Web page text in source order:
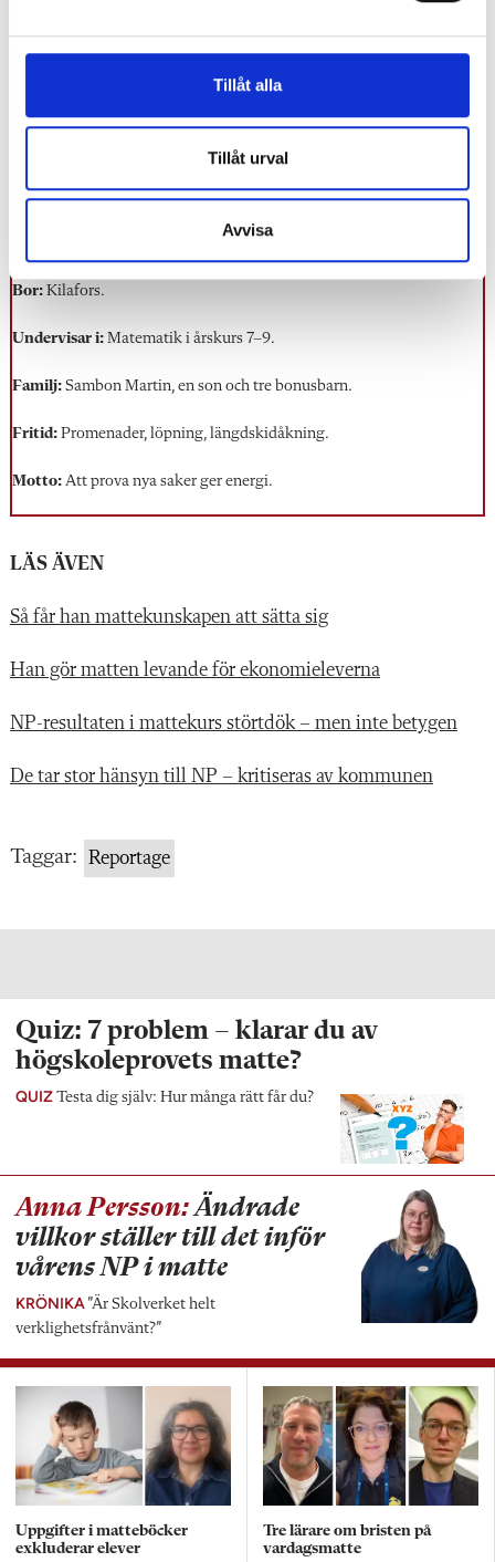
Tillåt alla
Tillåt urval
Avvisa
bedömning – strategier och praktiska tekniker”.
Ewa Färnstrand
Bor: Kilafors.
Undervisar i: Matematik i årskurs 7–9.
Familj: Sambon Martin, en son och tre bonusbarn.
Fritid: Promenader, löpning, längdskidåkning.
Motto: Att prova nya saker ger energi.
LÄS ÄVEN
Så får han mattekunskapen att sätta sig
Han gör matten levande för ekonomieleverna
NP-resultaten i mattekurs störtdök – men inte betygen
De tar stor hänsyn till NP – kritiseras av kommunen
Taggar: Reportage
Quiz: 7 problem – klarar du av
högskoleprovets matte?
QUIZ Testa dig själv: Hur många rätt får du?
Anna Persson:Ändrade
villkor ställer till det inför
vårens NP i matte
KRÖNIKA ”Är Skolverket helt
verklighetsfrånvänt?”
Uppgifter i matteböcker
exkluderar elever
Tre lärare om bristen på
vardagsmatte